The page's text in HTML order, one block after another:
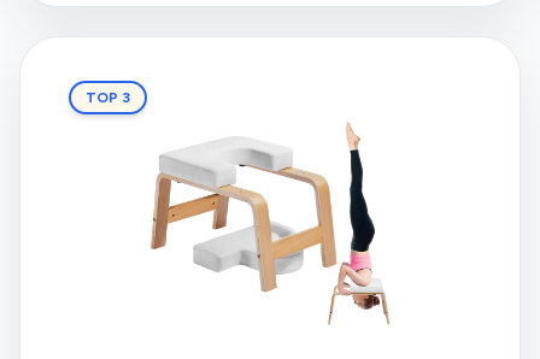
TOP 3